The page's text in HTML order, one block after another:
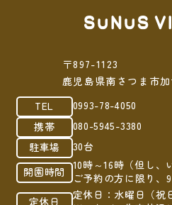
〒897-1123
鹿児島県南さつま市
TEL
0993-78-4050
携帯
080-5945-3380
駐車場
30台
開園時間
10時～16時（但し、
ご予約の方に限り、
定休日
定休日：水曜日（祝